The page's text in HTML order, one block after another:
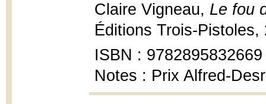
Claire Vigneau, Le fou
Éditions Trois-
ISBN : 9782895832669
Notes : Prix Alfred-